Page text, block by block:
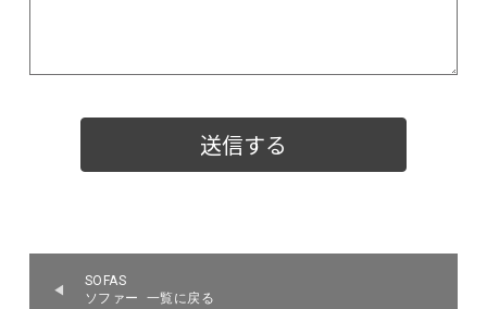
SOFAS
ソファー 一覧に戻る